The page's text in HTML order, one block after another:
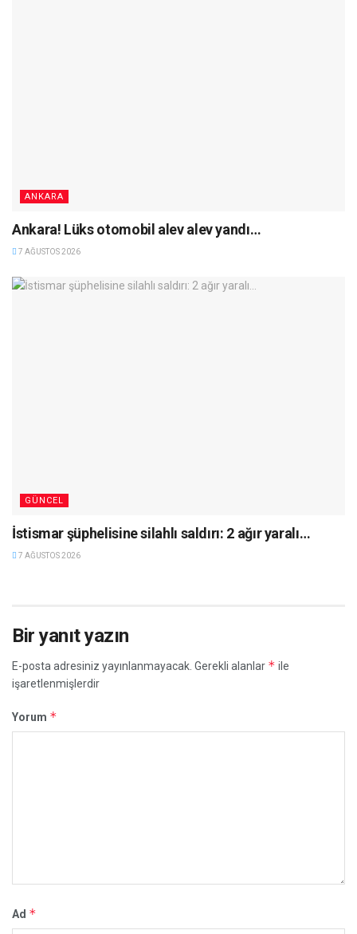
ANKARA
Ankara! Lüks otomobil alev alev yandı…
7 AĞUSTOS 2026
GÜNCEL
İstismar şüphelisine silahlı saldırı: 2 ağır yaralı…
7 AĞUSTOS 2026
Bir yanıt yazın
E-posta adresiniz yayınlanmayacak. Gerekli alanlar * ile
işaretlenmişlerdir
Yorum *
Ad *